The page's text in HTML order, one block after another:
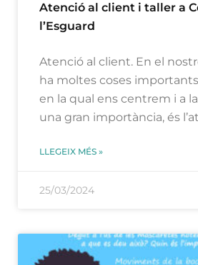
Atenció al client i taller a
l’Esguard
Atenció al client. En el
ha moltes coses
en la qual ens centrem i a
una gran importància, és
LLEGEIX MÉS »
25/03/2024